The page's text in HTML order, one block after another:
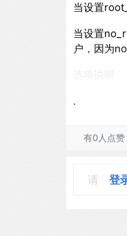
当设置
当设置
户，因为
选项说明
rw：共享目
anonuid=
有0人点赞
请 登